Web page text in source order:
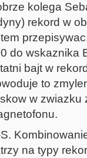
kolega
rekord w
do wskaznika
bajt w
to
w zwiazku
S.
na typy